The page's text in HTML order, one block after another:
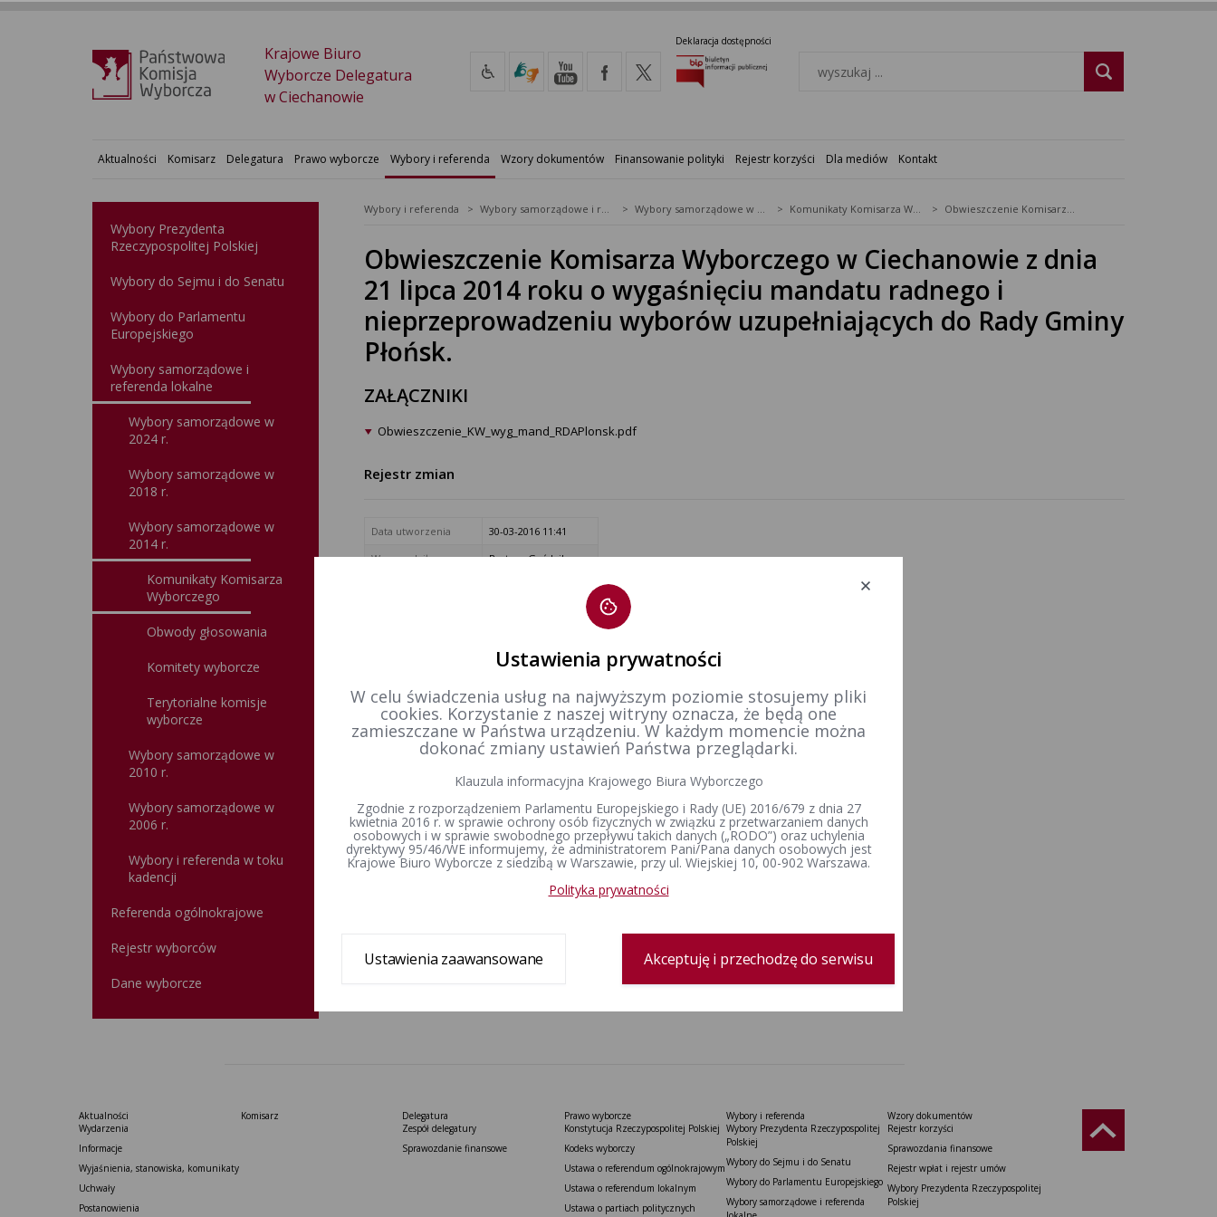
Krajowe Biuro
Wyborcze Delegatura
w Ciechanowie
Deklaracja dostępności
Aktualności Komisarz Delegatura Prawo wyborcze Wybory i referenda Wzory dokumentów Finansowanie polityki Rejestr korzyści Dla mediów Kontakt
Wybory Prezydenta
Rzeczypospolitej Polskiej
Wybory do Sejmu i do Senatu
Wybory do Parlamentu
Europejskiego
Wybory samorządowe i
referenda lokalne
Wybory samorządowe w
2024 r.
Wybory samorządowe w
2018 r.
Wybory samorządowe w
2014 r.
Komunikaty Komisarza
Wyborczego
Obwody głosowania
Komitety wyborcze
Terytorialne komisje
wyborcze
Wybory samorządowe w
2010 r.
Wybory samorządowe w
2006 r.
Wybory i referenda w toku
kadencji
Referenda ogólnokrajowe
Rejestr wyborców
Dane wyborcze
Wybory i referenda Wybory samorządowe i referenda lokalne Wybory samorządowe w 2014&nbsp;r. Komunikaty Komisarza Wyborczego Obwieszczenie Komisarza Wyborczego w Ciechanowie z dnia 21 lipca 2014 roku o wygaśnięciu mandatu radnego i nieprzeprowadzeniu wyborów uzupełniających do Rady Gminy Płońsk.
Obwieszczenie Komisarza Wyborczego w Ciechanowie z dnia
21 lipca 2014 roku o wygaśnięciu mandatu radnego i
nieprzeprowadzeniu wyborów uzupełniających do Rady Gminy
Płońsk.
ZAŁĄCZNIKI
Obwieszczenie_KW_wyg_mand_RDAPlonsk.pdf
Rejestr zmian
Data utworzenia
30-03-2016 11:41
Wprowadził:
Bartosz Goździk
Aktualności
Wydarzenia
Informacje
Wyjaśnienia, stanowiska, komunikaty
Uchwały
Postanowienia
Komisarz
Delegatura
Zespół delegatury
Sprawozdanie finansowe
Prawo wyborcze
Konstytucja Rzeczypospolitej Polskiej​
Kodeks wyborczy
Ustawa o referendum ogólnokrajowym
Ustawa o referendum lokalnym
Ustawa o partiach politycznych
Wybory i referenda
Wybory Prezydenta Rzeczypospolitej
Polskiej
Wybory do Sejmu i do Senatu
Wybory do Parlamentu Europejskiego
Wybory samorządowe i referenda
Wzory dokumentów
Rejestr korzyści
Sprawozdania finansowe
Rejestr wpłat i rejestr umów
Wybory Prezydenta Rzeczypospolitej
Polskiej
Ustawienia prywatności
W celu świadczenia usług na najwyższym poziomie stosujemy pliki
cookies. Korzystanie z naszej witryny oznacza, że będą one
zamieszczane w Państwa urządzeniu. W każdym momencie można
dokonać zmiany ustawień Państwa przeglądarki.
Klauzula informacyjna Krajowego Biura Wyborczego
Zgodnie z rozporządzeniem Parlamentu Europejskiego i Rady (UE) 2016/679 z dnia 27
kwietnia 2016 r. w sprawie ochrony osób fizycznych w związku z przetwarzaniem danych
osobowych i w sprawie swobodnego przepływu takich danych („RODO”) oraz uchylenia
dyrektywy 95/46/WE informujemy, że administratorem Pani/Pana danych osobowych jest
Krajowe Biuro Wyborcze z siedzibą w Warszawie, przy ul. Wiejskiej 10, 00-902 Warszawa.
Polityka prywatności
Ustawienia zaawansowane Akceptuję i przechodzę do serwisu